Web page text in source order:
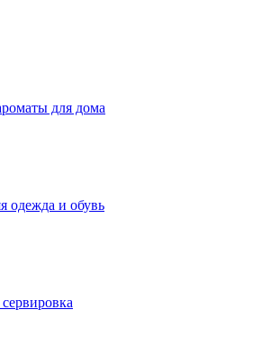
для дома
одежда и обувь